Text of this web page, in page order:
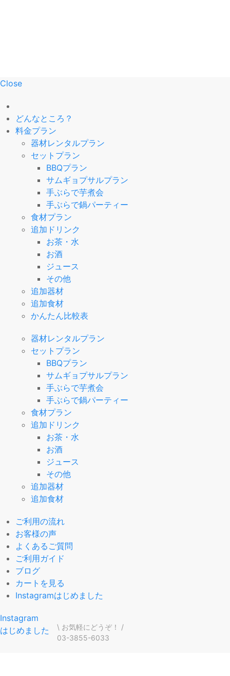
Close
どんなところ？
料金プラン
器材レンタルプラン
セットプラン
BBQプラン
サムギョプサルプラン
手ぶらで芋煮会
手ぶらで鍋パーティー
食材プラン
追加ドリンク
お茶・水
お酒
ジュース
その他
追加器材
追加食材
かんたん比較表
器材レンタルプラン
セットプラン
BBQプラン
サムギョプサルプラン
手ぶらで芋煮会
手ぶらで鍋パーティー
食材プラン
追加ドリンク
お茶・水
お酒
ジュース
その他
追加器材
追加食材
ご利用の流れ
お客様の声
よくあるご質問
ご利用ガイド
ブログ
カートを見る
Instagramはじめました
Instagram
はじめました
\ お気軽にどうぞ！ /
03-3855-6033